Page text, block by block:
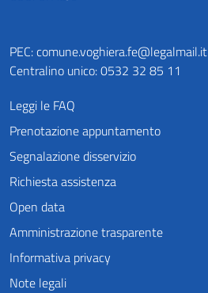
PEC:comune.voghiera.fe@legalmail.it
Centralino unico: 0532 32 85 11
Leggi le FAQ
Prenotazione appuntamento
Segnalazione disservizio
Richiesta assistenza
Open data
Amministrazione trasparente
Informativa privacy
Note legali